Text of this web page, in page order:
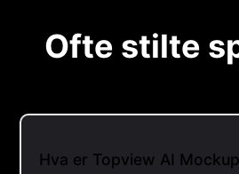
Ofte stilte
Hva er Topview AI Mockup